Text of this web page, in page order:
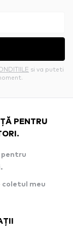
si va puteti
PENTRU
coletul meu